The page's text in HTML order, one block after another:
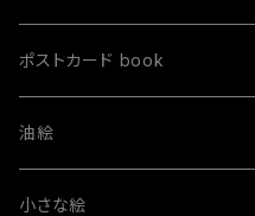
Mサイズ
プリントTシャツ
ポストカード book
油絵
order paint
小さな絵